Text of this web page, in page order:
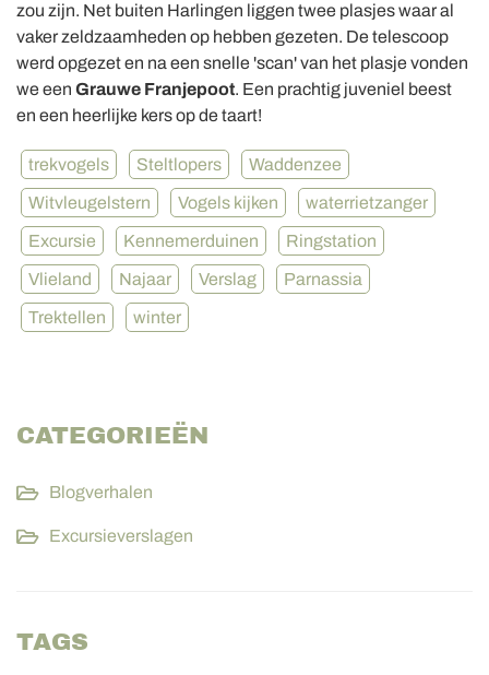
zou zijn. Net buiten Harlingen liggen twee plasjes waar al
vaker zeldzaamheden op hebben gezeten. De telescoop
werd opgezet en na een snelle 'scan' van het plasje vonden
we een Grauwe Franjepoot. Een prachtig juveniel beest
en een heerlijke kers op de taart!
trekvogels Steltlopers Waddenzee
Witvleugelstern Vogels kijken waterrietzanger
Excursie Kennemerduinen Ringstation
Vlieland Najaar Verslag Parnassia
Trektellen winter
CATEGORIEËN
Blogverhalen
Excursieverslagen
TAGS